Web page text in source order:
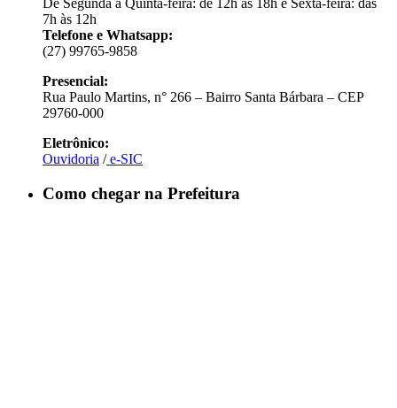
De Segunda a Quinta-feira: de 12h às 18h e Sexta-feira: das
7h às 12h
Telefone e Whatsapp:
(27) 99765-9858
Presencial:
Rua Paulo Martins, n° 266 – Bairro Santa Bárbara – CEP
29760-000
Eletrônico:
Ouvidoria /e-SIC
Como chegar na Prefeitura